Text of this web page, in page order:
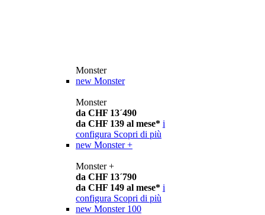
Monster
new Monster
Monster
da CHF 13´490
da CHF 139 al mese* i
configura Scopri di più
new Monster +
Monster +
da CHF 13´790
da CHF 149 al mese* i
configura Scopri di più
new Monster 100